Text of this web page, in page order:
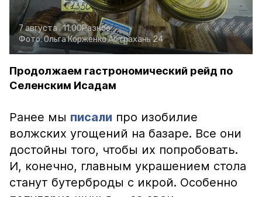
7 августа , 11:00Разное
Фото:Ольга КорженкоАстрахань 24
Продолжаем гастрономический рейд по
Селенским Исадам
Ранее мы писали про изобилие
волжских угощений на базаре. Все они
достойны того, чтобы их попробовать.
И, конечно, главным украшением стола
станут бутерброды с икрой. Особенно